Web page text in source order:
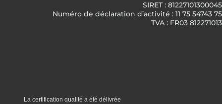
SIRET : 81227101300045
Numéro de déclaration d’activité : 11 75 54743 75
TVA : FR03 812271013
La certification qualité a été délivrée